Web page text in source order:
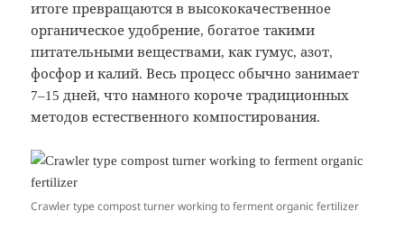
итоге превращаются в высококачественное
органическое удобрение, богатое такими
питательными веществами, как гумус, азот,
фосфор и калий. Весь процесс обычно занимает
7–15 дней, что намного короче традиционных
методов естественного компостирования.
Crawler type compost turner working to ferment organic fertilizer